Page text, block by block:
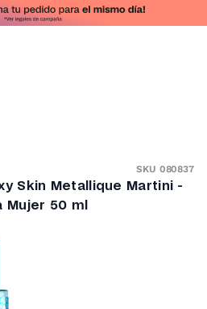
SKU 080837
Skin Metallique Martini -
Mujer 50 ml